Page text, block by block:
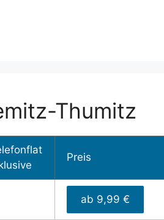
Thumitz
Preis
ab 9,99 €